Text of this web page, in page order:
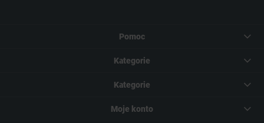
Pomoc
Kategorie
Kategorie
Moje konto